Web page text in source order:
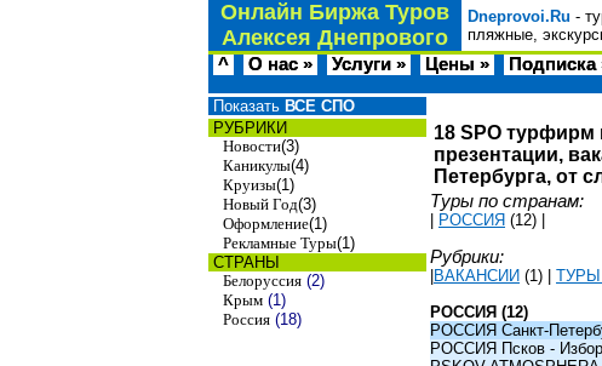
Онлайн Биржа Туров
Алексея Днепрового
Dneprovoi.Ru -
пляжные,
^ О нас » Услуги » Цены » Подписка
Показать ВСЕ СПО
РУБРИКИ
Новости(3)
Каникулы(4)
Круизы(1)
Новый Год(3)
Оформление(1)
Рекламные Туры(1)
СТРАНЫ
Белоруссия (2)
Крым (1)
Россия (18)
18 SPO турфирм
презентации,
Петербурга, от
Туры по странам:
РОССИЯ (12)
Рубрики:
ВАКАНСИИ (1)
РОССИЯ (12)
РОССИЯ Санкт-
РОССИЯ Псков -